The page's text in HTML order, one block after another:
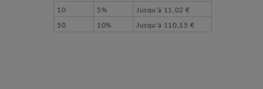
10
5% Jusqu'à 11,02 €
50
10% Jusqu'à 110,15 €